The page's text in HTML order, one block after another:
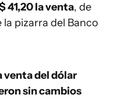
41,20la venta, de
pizarra del Banco
venta del dólar
sin cambios